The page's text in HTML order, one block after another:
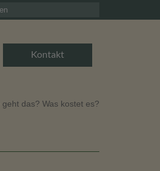
Kontakt
geht das? Was kostet es?